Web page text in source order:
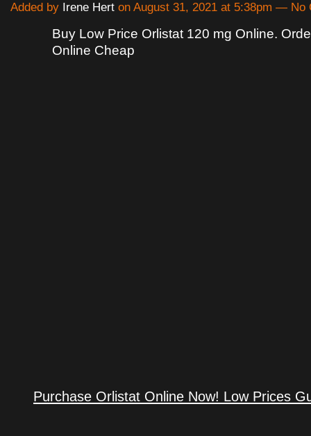
Added by Irene Hert on August 31, 2021 at 5:38pm — No
Buy Low Price Orlistat 120 mg Online.
Online Cheap
Purchase Orlistat Online Now! Low Prices